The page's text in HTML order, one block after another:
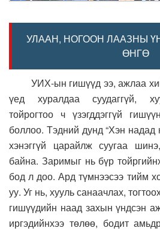
УЛААН, НОГООН ЛААЗНЫ
ӨНГӨ
УИХ-ын гишүүд ээ, ажлаа
үед хуралдаа суудаггүй,
тойрогтоо ч үзэгддэггүй
боллоо. Тэдний дунд “Хэн надад
хэнэггүй царайлж суугаа
байна. Заримыг нь бүр
бод л доо. Ард түмнээсээ тийм
уу. Уг нь, хууль санаачлах,
гишүүдийн наад захын үндсэн
иргэдийнхээ төлөө, бодит